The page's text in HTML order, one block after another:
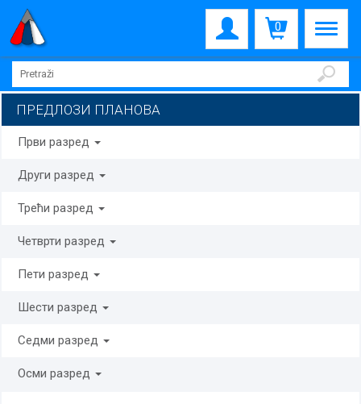
0
ПРЕДЛОЗИ ПЛАНОВА
Први разред
Други разред
Трећи разред
Четврти разред
Пети разред
Шести разред
Седми разред
Осми разред